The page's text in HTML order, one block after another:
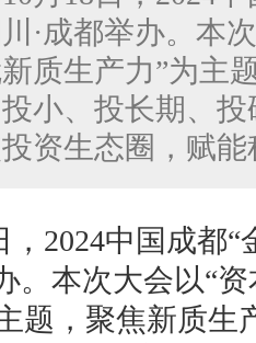
·成都举办。本
质生产力”为主
小、投长期、
资生态圈，赋能
，2024中国成都
。本次大会以“
题，聚焦新质生